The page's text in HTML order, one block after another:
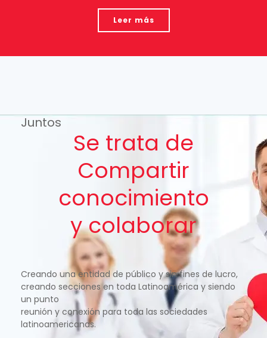
Leer más
Juntos
Se trata de
Compartir
conocimiento
y colaborar
Creando una entidad de público y sin fines de lucro,
creando secciones en toda Latinoamérica y siendo
un punto
reunión y conexión para toda las sociedades
latinoamericanas.